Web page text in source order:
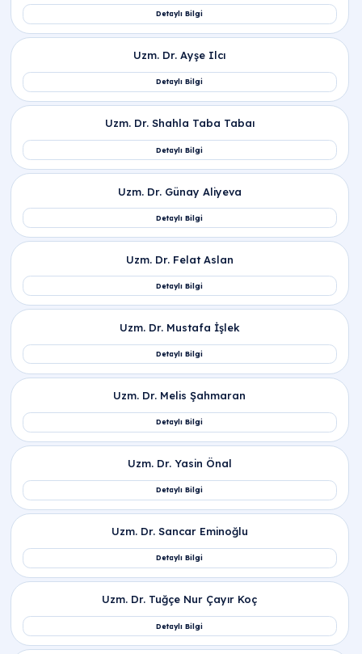
İlgili Bölümler
Çocuk Sağlığı ve Hastalıkları | Pediatri
Çocuk Acil | Poliklinik
İlgili Hekimler
Prof. Dr. Faysal Gök